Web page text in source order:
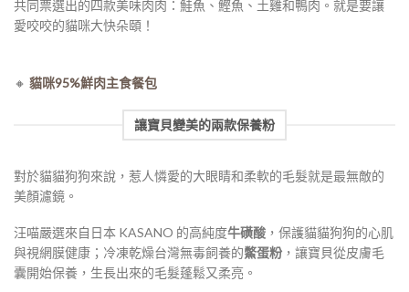
共同票選出的四款美味肉肉：鮭魚、鰹魚、土雞和鴨肉。就是要讓
愛咬咬的貓咪大快朵頤！
🔸 貓咪95%鮮肉主食餐包
讓寶貝變美的兩款保養粉
對於貓貓狗狗來說，惹人憐愛的大眼睛和柔軟的毛髮就是最無敵的
美顏濾鏡。
汪喵嚴選來自日本 KASANO 的高純度牛磺酸 ，保護貓貓狗狗的心肌
與視網膜健康；冷凍乾燥台灣無毒飼養的鱉蛋粉 ，讓寶貝從皮膚毛
囊開始保養，生長出來的毛髮蓬鬆又柔亮。